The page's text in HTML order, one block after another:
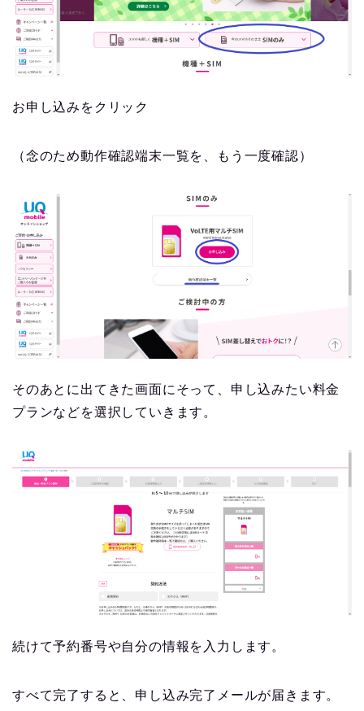
お申し込みをクリック
（念のため動作確認端末一覧を、もう一度確認）
そのあとに出てきた画面にそって、申し込みたい料金
プランなどを選択していきます。
続けて予約番号や自分の情報を入力します。
すべて完了すると、申し込み完了メールが届きます。